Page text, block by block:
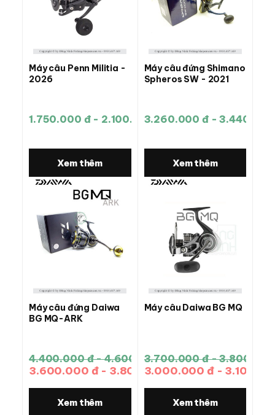
Máy câu Penn Militia -
2026
1.750.000 đ - 2.100.000 đ
Xem thêm
Máy câu đứng Shimano
Spheros SW - 2021
3.260.000 đ -
Xem thêm
Máy câu đứng Daiwa
BG MQ-ARK
4.400.000 đ - 4.600.000 đ
3.600.000 đ - 3.800.000 đ
Xem thêm
Máy câu Daiwa BG MQ
3.700.000 đ -
3.000.000 đ -
Xem thêm